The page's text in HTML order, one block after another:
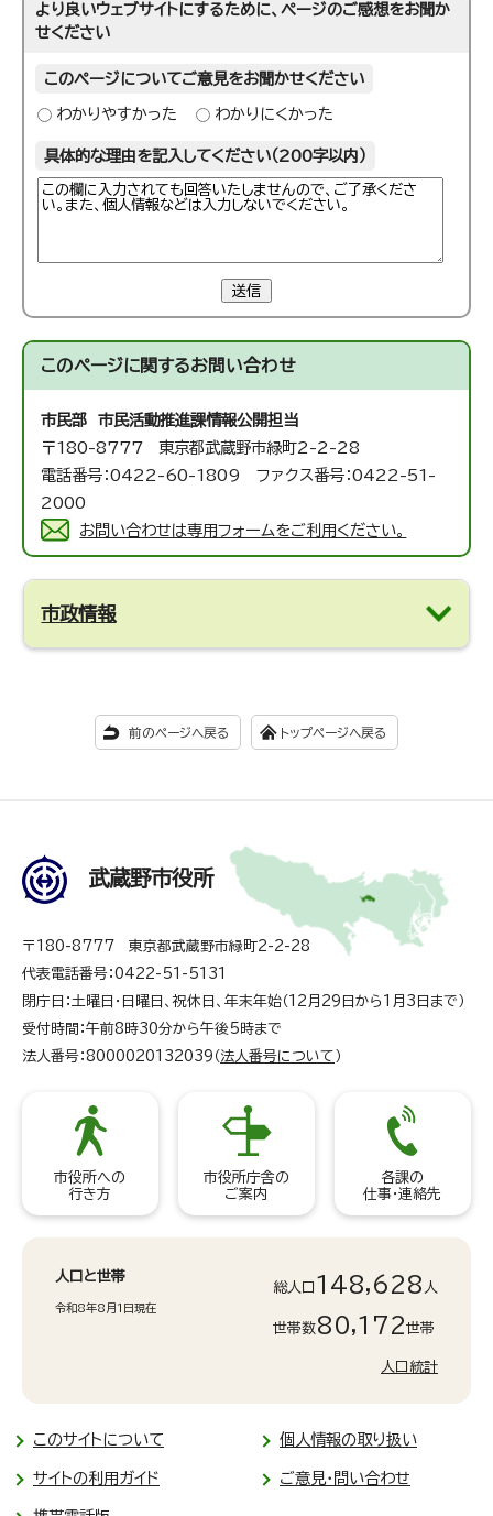
より良いウェブサイトにするために、ページのご感想をお聞か
せください
このページについてご意見をお聞かせください
わかりやすかった わかりにくかった
具体的な理由を記入してください（200字以内）
送信
このページに関するお問い合わせ
市民部 市民活動推進課情報公開担当
〒180-8777 東京都武蔵野市緑町2-2-28
電話番号：0422-60-1809 ファクス番号：0422-51-
2000
お問い合わせは専用フォームをご利用ください。
市政情報
前のページへ戻る トップページへ戻る
武蔵野市役所
〒180-8777 東京都武蔵野市緑町2-2-28
代表電話番号：0422-51-5131
閉庁日：土曜日・日曜日、祝休日、年末年始（12月29日から1月3日まで）
受付時間：午前8時30分から午後5時まで
法人番号：8000020132039（ 法人番号について ）
市役所への
行き方
市役所庁舎の
ご案内
各課の
仕事・連絡先
人口と世帯
令和8年8月1日現在
総人口 148,628 人
世帯数80,172世帯
人口統計
このサイトについて 個人情報の取り扱い
サイトの利用ガイド ご意見・問い合わせ